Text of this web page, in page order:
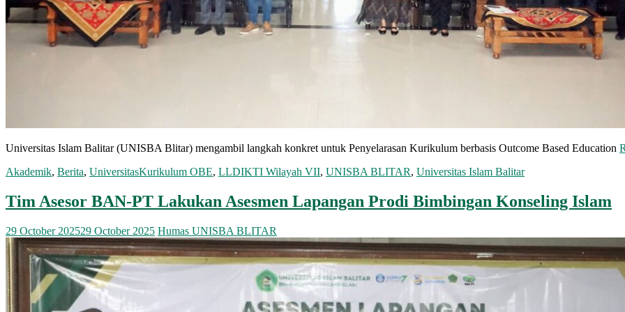
Universitas Islam Balitar (UNISBA Blitar) mengambil langkah konkret untuk Penyelarasan Kurikulum berbasis Outcome Based Education
Akademik, Berita, UniversitasKurikulum OBE, LLDIKTI Wilayah VII, UNISBA BLITAR, Universitas Islam Balitar
Tim Asesor BAN-PT Lakukan Asesmen Lapangan Prodi Bimbingan Konseling Islam
29 October 202529 October 2025 Humas UNISBA BLITAR